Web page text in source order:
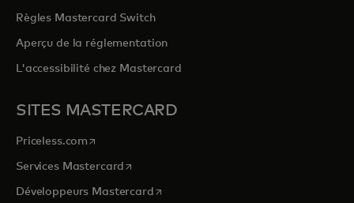
Règles Mastercard Switch
Aperçu de la réglementation
L'accessibilité chez Mastercard
SITES MASTERCARD
Priceless.com s’ouvre dans un nouvel onglet
Services Mastercard s’ouvre dans un nouvel onglet
Développeurs Mastercards’ouvre dans un nouvel onglet